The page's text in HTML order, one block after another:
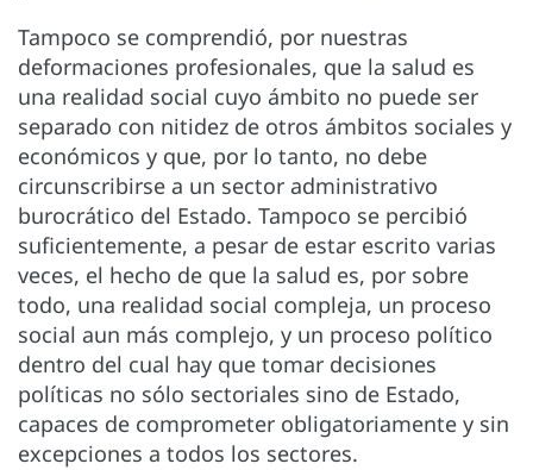
Tampoco se comprendió, por nuestras
deformaciones profesionales, que la salud es
una realidad social cuyo ámbito no puede ser
separado con nitidez de otros ámbitos sociales y
económicos y que, por lo tanto, no debe
circunscribirse a un sector administrativo
burocrático del Estado. Tampoco se percibió
suficientemente, a pesar de estar escrito varias
veces, el hecho de que la salud es, por sobre
todo, una realidad social compleja, un proceso
social aun más complejo, y un proceso político
dentro del cual hay que tomar decisiones
políticas no sólo sectoriales sino de Estado,
capaces de comprometer obligatoriamente y sin
excepciones a todos los sectores.